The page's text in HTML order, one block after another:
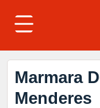
Marmara
Menderes